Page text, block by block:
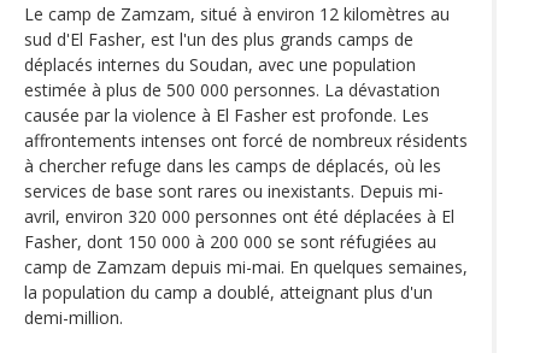
Le camp de Zamzam, situé à environ 12 kilomètres au
sud d'El Fasher, est l'un des plus grands camps de
déplacés internes du Soudan, avec une population
estimée à plus de 500 000 personnes. La dévastation
causée par la violence à El Fasher est profonde. Les
affrontements intenses ont forcé de nombreux résidents
à chercher refuge dans les camps de déplacés, où les
services de base sont rares ou inexistants. Depuis mi-
avril, environ 320 000 personnes ont été déplacées à El
Fasher, dont 150 000 à 200 000 se sont réfugiées au
camp de Zamzam depuis mi-mai. En quelques semaines,
la population du camp a doublé, atteignant plus d'un
demi-million.